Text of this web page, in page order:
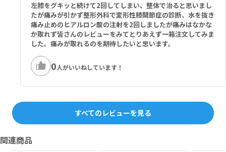
左膝をグキッと続けて2回してしまい、整体で治ると思いまし
たが痛みが引かず整形外科で変形性膝関節症の診断、水を抜き
痛み止めのヒアルロン酸の注射を2回しましたが痛みはなかな
か取れず皆さんのレビューをみてとりあえず一箱注文してみま
した。痛みが取れるのを期待したいと思います。
0人がいいねしています！
すべてのレビューを見る
関連商品